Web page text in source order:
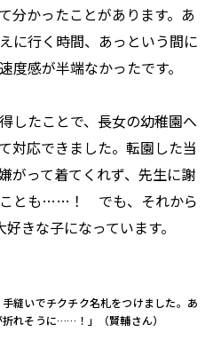
分かったことがあります。あ
に行く時間、あっという間に
度感が半端なかったです。
したことで、長女の幼稚園へ
対応できました。転園した当
がって着てくれず、先生に謝
ことも……！ でも、それから
きな子になっています。
縫いでチクチク名札をつけました。あ
れそうに……！」（賢輔さん）